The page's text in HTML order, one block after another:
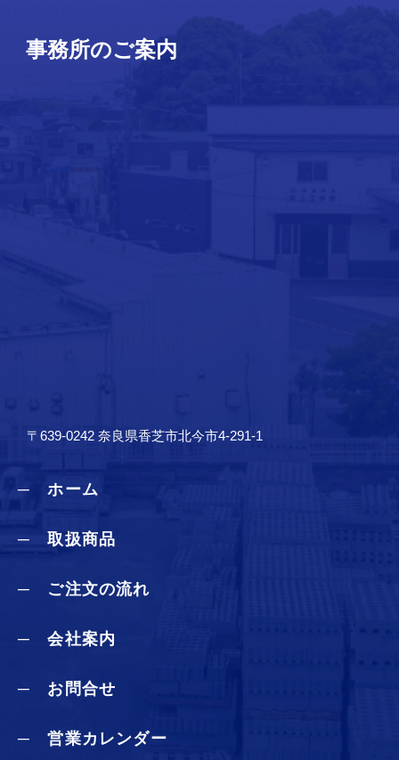
事務所のご案内
〒639-0242 奈良県香芝市北今市4-291-1
─ ホーム
─ 取扱商品
─ ご注文の流れ
─ 会社案内
─ お問合せ
─ 営業カレンダー